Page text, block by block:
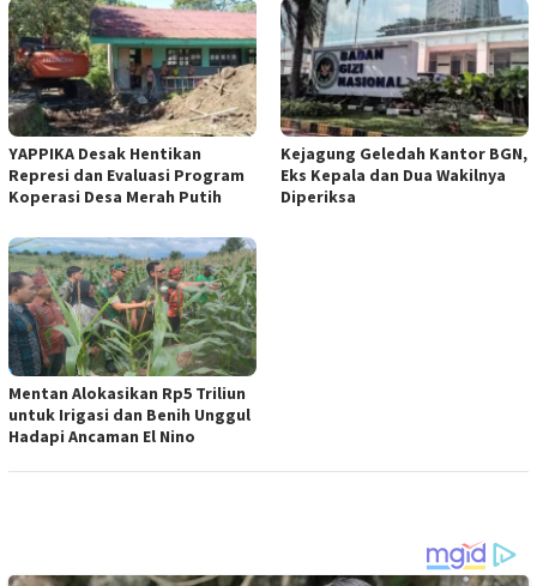
YAPPIKA Desak Hentikan
Represi dan Evaluasi Program
Koperasi Desa Merah Putih
Kejagung Geledah Kantor BGN,
Eks Kepala dan Dua Wakilnya
Diperiksa
Mentan Alokasikan Rp5 Triliun
untuk Irigasi dan Benih Unggul
Hadapi Ancaman El Nino